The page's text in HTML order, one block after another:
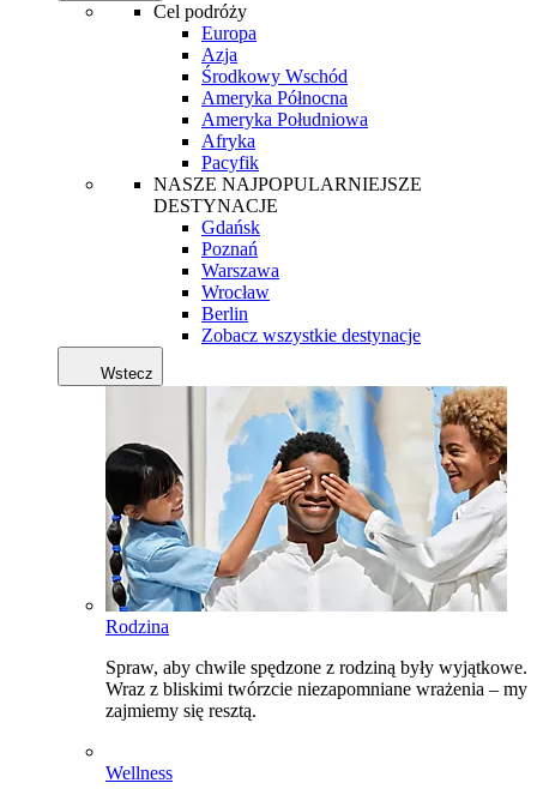
Cel podróży
Europa
Azja
Środkowy Wschód
Ameryka Północna
Ameryka Południowa
Afryka
Pacyfik
NASZE NAJPOPULARNIEJSZE
DESTYNACJE
Gdańsk
Poznań
Warszawa
Wrocław
Berlin
Zobacz wszystkie destynacje
Wstecz
Rodzina
Spraw, aby chwile spędzone z rodziną były wyjątkowe.
Wraz z bliskimi twórzcie niezapomniane wrażenia – my
zajmiemy się resztą.
Wellness